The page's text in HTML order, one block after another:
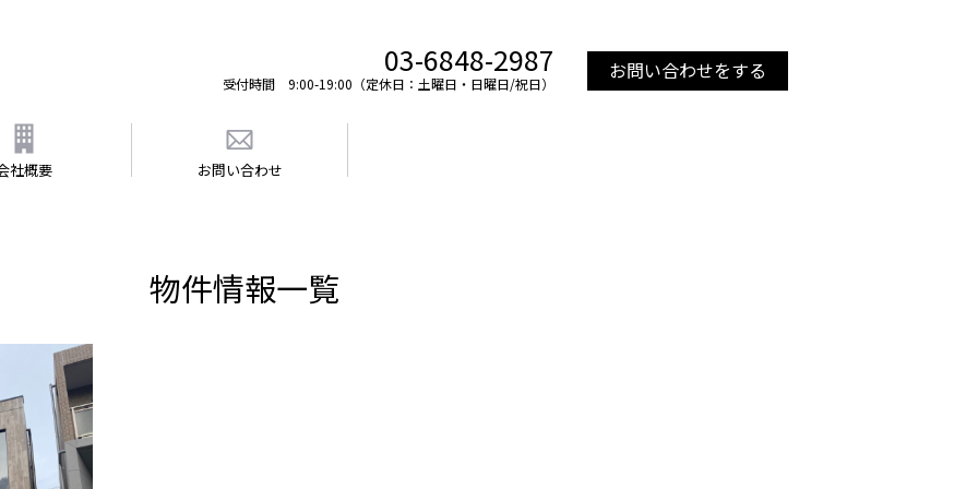
03-6848-2987
受付時間 9:00-19:00（定休日：土曜日・日曜日/祝日）
お問い合わせをする
社概要 お問い合わせ
物件情報一覧